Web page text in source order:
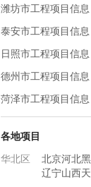
潍坊市工程项目信息
泰安市工程项目信息
日照市工程项目信息
德州市工程项目信息
菏泽市工程项目信息
各地项目
华北区
北京河北
辽宁山西